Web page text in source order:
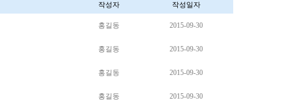
작성자 작성일자
홍길동 2015-09-30
홍길동 2015-09-30
홍길동 2015-09-30
홍길동 2015-09-30